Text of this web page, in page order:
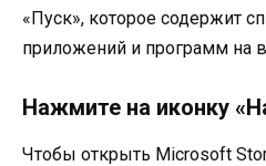
«Пуск», которое содержит
приложений и программ на
Нажмите на иконку
Чтобы открыть Microsoft